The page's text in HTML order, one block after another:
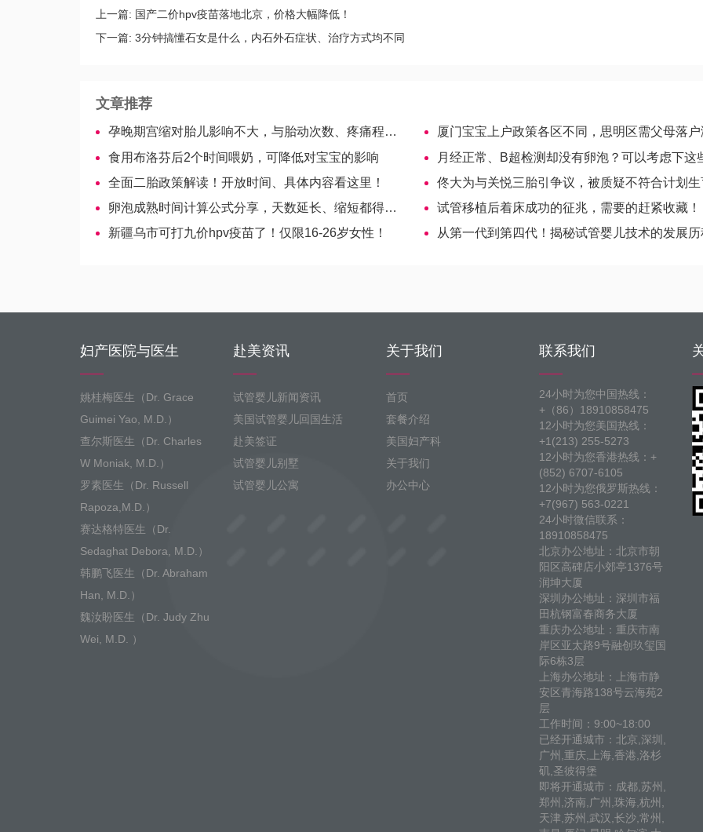
上一篇: 国产二价hpv疫苗落地北京，价格大幅降低！
下一篇: 3分钟搞懂石女是什么，内石外石症状、治疗方式均不同
文章推荐
孕晚期宫缩对胎儿影响不大，与胎动次数、疼痛程度有关-吉尔吉斯斯坦试管婴儿
厦门宝宝上户政策各区不同，思明区需父母落户满
食用布洛芬后2个时间喂奶，可降低对宝宝的影响
月经正常、B超检测却没有卵泡？可以考虑下这些原
全面二胎政策解读！开放时间、具体内容看这里！
佟大为与关悦三胎引争议，被质疑不符合计划生育
卵泡成熟时间计算公式分享，天数延长、缩短都得重视-美国试管婴儿
试管移植后着床成功的征兆，需要的赶紧收藏！
新疆乌市可打九价hpv疫苗了！仅限16-26岁女性！
从第一代到第四代！揭秘试管婴儿技术的发展历
妇产医院与医生
姚桂梅医生（Dr. Grace
Guimei Yao, M.D.）
查尔斯医生（Dr. Charles
W Moniak, M.D.）
罗素医生（Dr. Russell
Rapoza,M.D.）
赛达格特医生（Dr.
Sedaghat Debora, M.D.）
韩鹏飞医生（Dr. Abraham
Han, M.D.）
魏汝盼医生（Dr. Judy Zhu
Wei, M.D. ）
赴美资讯
试管婴儿新闻资讯
美国试管婴儿回国生活
赴美签证
试管婴儿别墅
试管婴儿公寓
关于我们
首页
套餐介绍
美国妇产科
关于我们
办公中心
联系我们
24小时为您中国热线：
+（86）18910858475
12小时为您美国热线：
+1(213) 255-5273
12小时为您香港热线：+
(852) 6707-6105
12小时为您俄罗斯热线：
+7(967) 563-0221
24小时微信联系：
18910858475
北京办公地址：北京市朝
阳区高碑店小郊亭1376号
润坤大厦
深圳办公地址：深圳市福
田杭钢富春商务大厦
重庆办公地址：重庆市南
岸区亚太路9号融创玖玺国
际6栋3层
上海办公地址：上海市静
安区青海路138号云海苑2
层
工作时间：9:00~18:00
已经开通城市：北京,深圳,
广州,重庆,上海,香港,洛杉
矶,圣彼得堡
即将开通城市：成都,苏州,
郑州,济南,广州,珠海,杭州,
天津,苏州,武汉,长沙,常州,